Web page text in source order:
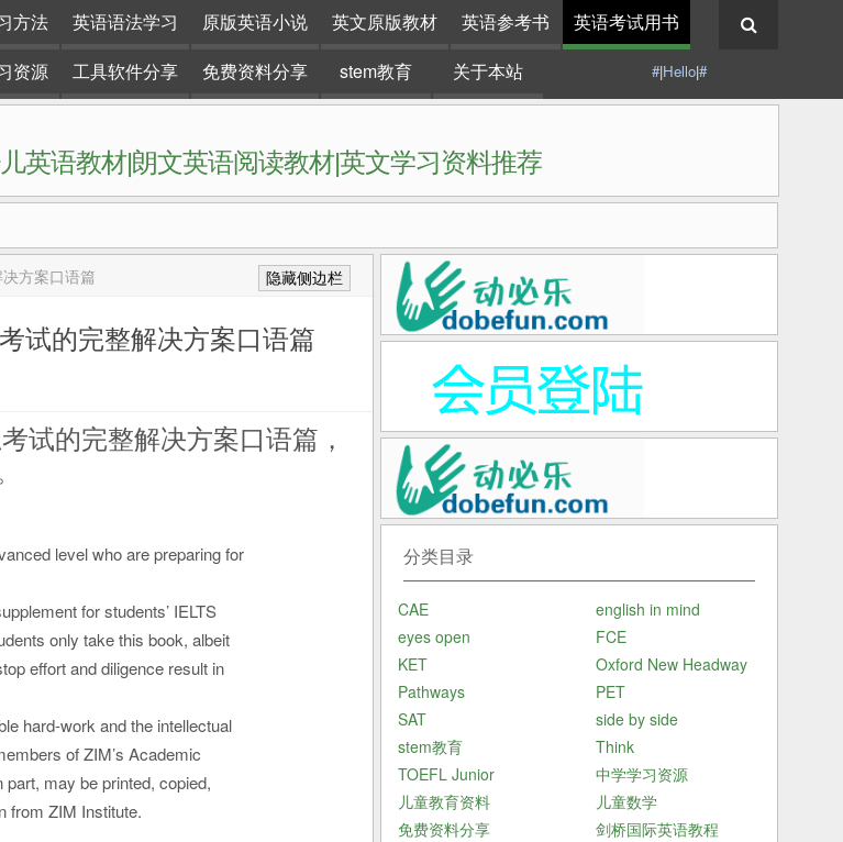
方法 英语语法学习 原版英语小说 英文原版教材 英语参考书
英语考试用书
资源 工具软件分享 免费资料分享 stem教育 关于本站 #|Hello|#
英语教材|朗文英语阅读教材|英文学习资料推荐
方案口语篇 隐藏侧边栏
试的完整解决方案口语篇
试的完整解决方案口语篇，
level who are preparing for
for students’ IELTS
only take this book, albeit
effort and diligence result in
hard-work and the intellectual
of ZIM’s Academic
may be printed, copied,
from ZIM Institute.
分类目录
CAE
english in mind
eyes open
FCE
KET
Oxford New Headway
Pathways
PET
SAT
side by side
stem教育
Think
TOEFL Junior
中学学习资源
儿童教育资料
儿童数学
免费资料分享
剑桥国际英语教程